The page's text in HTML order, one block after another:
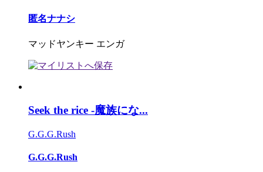
匿名ナナシ
マッドヤンキー エンガ
Seek the rice -魔族にな...
G.G.G.Rush
G.G.G.Rush